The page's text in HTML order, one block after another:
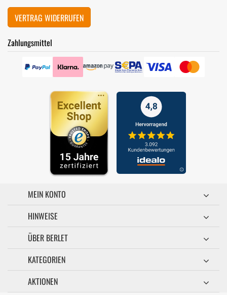
VERTRAG WIDERRUFEN
Zahlungsmittel
MEIN KONTO
HINWEISE
ÜBER BERLET
KATEGORIEN
AKTIONEN